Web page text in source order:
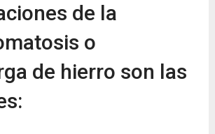
de la
o
de hierro son las